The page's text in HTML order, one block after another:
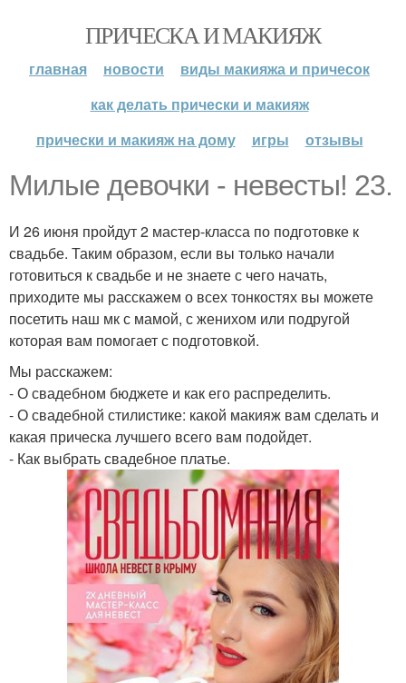
ПРИЧЕСКА И МАКИЯЖ
главная новости
виды макияжа и причесок
как делать прически и макияж
прически и макияж на дому
игры отзывы
Милые девочки - невесты! 23.
И 26 июня пройдут 2 мастер-класса по подготовке к
свадьбе. Таким образом, если вы только начали
готовиться к свадьбе и не знаете с чего начать,
приходите мы расскажем о всех тонкостях вы можете
посетить наш мк с мамой, с женихом или подругой
которая вам помогает с подготовкой.
Мы расскажем:
- О свадебном бюджете и как его распределить.
- О свадебной стилистике: какой макияж вам сделать и
какая прическа лучшего всего вам подойдет.
- Как выбрать свадебное платье.